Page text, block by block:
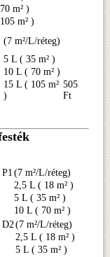
m² )
m² )
(7 m²/L/réteg)
5 L ( 35 m² )
10 L ( 70 m² )
15 L ( 105 m²
)
505
Ft
(7 m²/L/réteg)
2,5 L ( 18 m² )
5 L ( 35 m² )
10 L ( 70 m² )
D2(7 m²/L/réteg)
2,5 L ( 18 m² )
5 L ( 35 m² )